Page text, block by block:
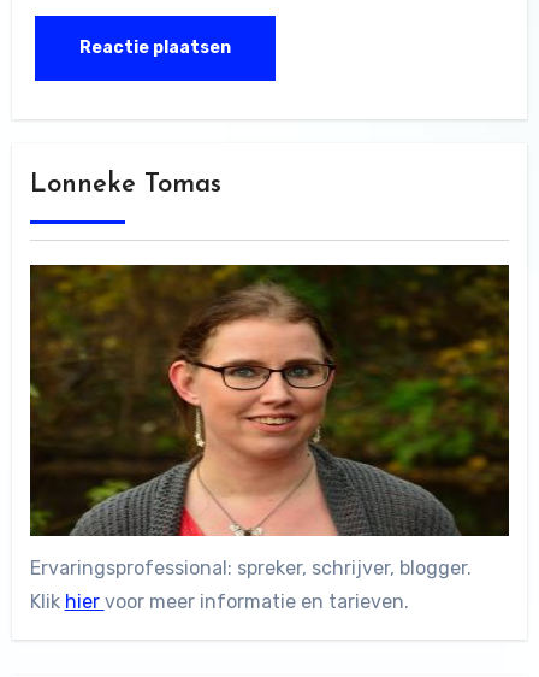
Lonneke Tomas
Ervaringsprofessional: spreker, schrijver, blogger.
Klik hier voor meer informatie en tarieven.